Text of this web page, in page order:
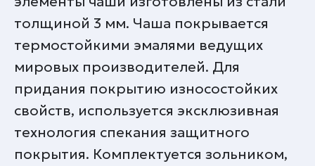
толщиной 3 мм. Чаша покрывается
термостойкими эмалями ведущих
мировых производителей. Для
придания покрытию износостойких
свойств, используется эксклюзивная
технология спекания защитного
покрытия. Комплектуется зольником,